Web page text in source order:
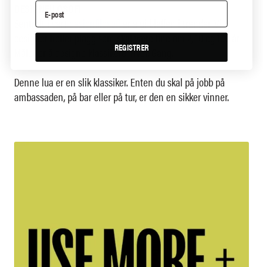
DESIGNFILOSOFI
Sentralt i vårtdesignfilosofier å gi blaffen i trender. Vi
designer heller plagg som skal være fine om 2, 10 og 100 år.
Målet er å designe klassikere. Hver. Gang.
Denne lua er en slik klassiker. Enten du skal på jobb på
ambassaden, på bar eller på tur, er den en sikker vinner.
REGISTRER